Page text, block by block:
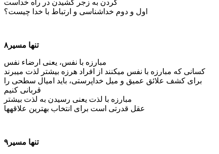
کردن به زجر کشیدن در راه خداست
اول و دوم خداشناسی و ارتباط با خدا چیست؟
تنها مسیر۸
مبارزه با نفس، یعنی ارضاء نفس
کسانی که مبارزه با نفس می­کنند از افراد هرزه بیشتر لذت می­برند
برای کشف علائق عمیق و میل خداپرستی، باید امیال سطحی را
قربانی کنیم
مبارزه با لذت یعنی رسیدن به لذت بیشتر
عقل قدرتی است برای انتخاب بهترین علاقه­ها
تنها مسیر۹